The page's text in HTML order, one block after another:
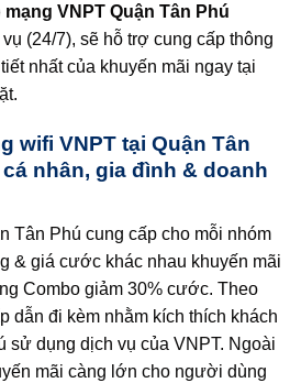
mạng VNPT Quận Tân Phú
vụ (24/7), sẽ hỗ trợ cung cấp thông
nhất của khuyến mãi ngay tại
wifi VNPT tại Quận Tân
nhân, gia đình & doanh
Tân Phú cung cấp cho mỗi nhóm
& giá cước khác nhau khuyến mãi
Combo giảm 30% cước. Theo
dẫn đi kèm nhằm kích thích khách
sử dụng dịch vụ của VNPT. Ngoài
mãi càng lớn cho người dùng